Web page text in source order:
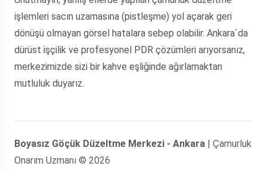
işlemleri sacın uzamasına (pistleşme) yol açarak geri
dönüşü olmayan görsel hatalara sebep olabilir. Ankara`da
dürüst işçilik ve profesyonel PDR çözümleri arıyorsanız,
merkezimizde sizi bir kahve eşliğinde ağırlamaktan
mutluluk duyarız.
Boyasız Göçük Düzeltme Merkezi - Ankara | Çamurluk
Onarım Uzmanı © 2026